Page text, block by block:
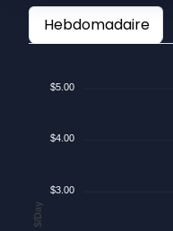
Hebdomadaire
$5.00
$4.00
$3.00
$/Day